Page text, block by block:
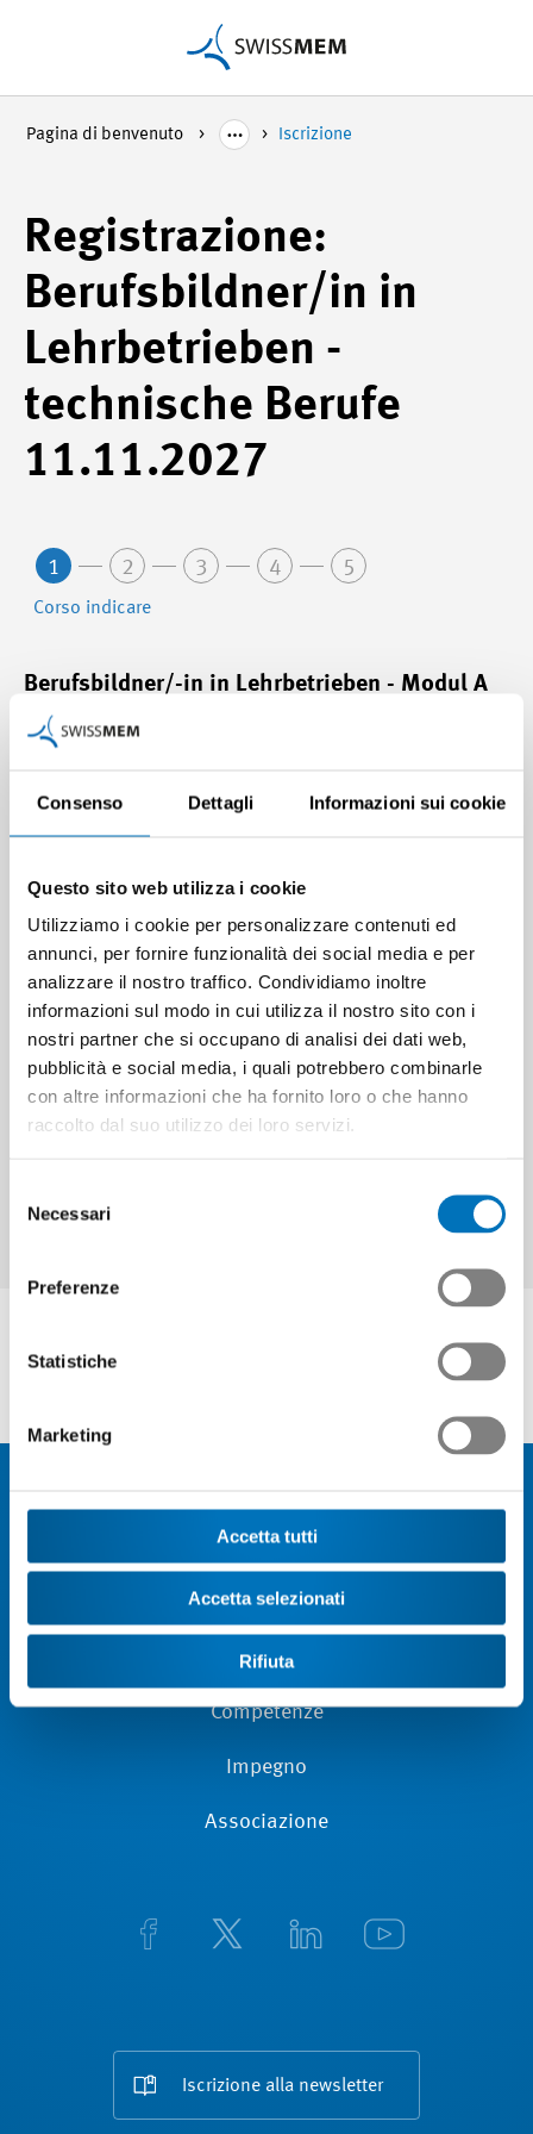
Consenso Dettagli Informazioni sui cookie
Questo sito web utilizza i cookie
Utilizziamo i cookie per personalizzare contenuti ed
annunci, per fornire funzionalità dei social media e per
analizzare il nostro traffico. Condividiamo inoltre
informazioni sul modo in cui utilizza il nostro sito con i
nostri partner che si occupano di analisi dei dati web,
pubblicità e social media, i quali potrebbero combinarle
con altre informazioni che ha fornito loro o che hanno
raccolto dal suo utilizzo dei loro servizi.
delNecessari
Preferenze
Statistiche
Marketing
Accetta tutti
Accetta selezionati
Rifiuta
Pagina di benvenuto Iscrizione
Registrazione:
Berufsbildner/in in
Lehrbetrieben -
technische Berufe
11.11.2027
1 2 3 4 5
Corso indicare
Berufsbildner/-in in Lehrbetrieben - Modul A
11.11.2027 - 06.01.2028 (Nr. 27084-A)
Lernende in technischen Berufen ausbilden
24.11.2027 - 25.11.2027 (Nr. 27084-B1)
Swissmem Academy, Winterthur
Continuare
Attualità
Adesione
Service Plus
Competenze
Impegno
Associazione
Iscrizione alla newsletter